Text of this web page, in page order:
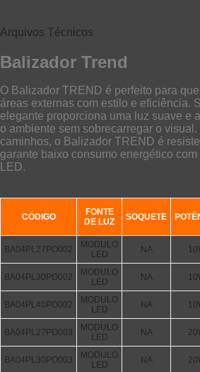
Arquivos Técnicos
Balizador Trend
O Balizador TREND é perfeito para
áreas externas com estilo e eficiência.
elegante proporciona uma luz suave e
o ambiente sem sobrecarregar o
caminhos, o Balizador TREND é
garante baixo consumo energético
LED.
CÓDIGO
FONTE
DE LUZ
SOQUETE
BA04PL27PO002
MODULO
LED
NA
BA04PL30PO002
MODULO
LED
NA
BA04PL40PO002
MODULO
LED
NA
BA04PL27PO003
MODULO
LED
NA
BA04PL30PO003
MODULO
LED
NA